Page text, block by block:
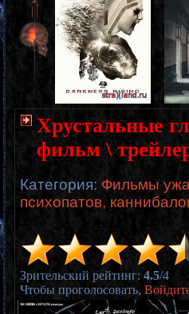
Хрустальные
фильм \
Категория: Фильмы
психопатов,
Зрительский рейтинг: 4.5/4
Чтобы проголосовать,